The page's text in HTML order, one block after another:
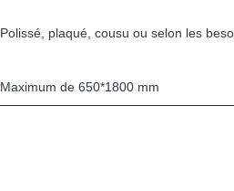
Polissé, plaqué, cousu ou selon les
Maximum de 650*1800 mm